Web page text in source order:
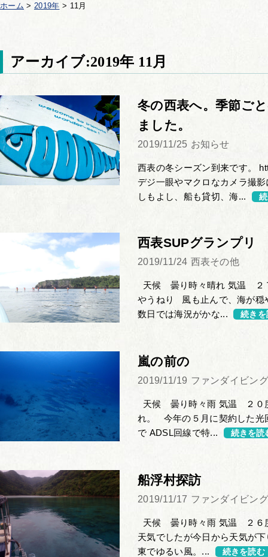
ホーム > 2019年 > 11月
アーカイブ:2019年 11月
冬の西表へ。季節ご
ました。
2019/11/25 お知らせ
西表の冬シーズン到来です。
デジ一眼やマクロなカメラ撮
しもよし、船も貸切、海...
西表SUPグランプリ
2019/11/24 西表その他
天候 曇り時々晴れ 気温
やうねり 風も止んで、海が
数日では海況がかな...
続き
嵐の前の
2019/11/19 ファンダイビン
天候 曇り時々雨 気温 ２０
れ。 今年の５月に契約した光
で ADSL回線で特...
続きを読
船浮村探訪
2019/11/17 ファンダイビン
天候 曇り時々雨 気温 ２
天気でしたが今日から天気が
東でゆるい風。...
続きを読む